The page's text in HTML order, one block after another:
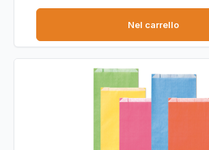
Nel carrello